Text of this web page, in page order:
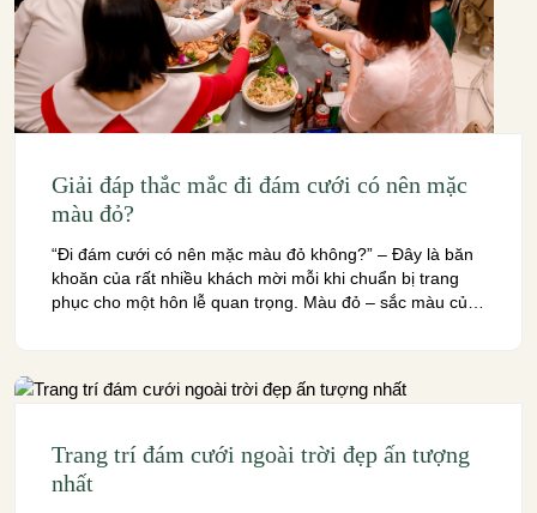
Giải đáp thắc mắc đi đám cưới có nên mặc
màu đỏ?
“Đi đám cưới có nên mặc màu đỏ không?” – Đây là băn
khoăn của rất nhiều khách mời mỗi khi chuẩn bị trang
phục cho một hôn lễ quan trọng. Màu đỏ – sắc màu của
Trang trí đám cưới ngoài trời đẹp ấn tượng
nhất